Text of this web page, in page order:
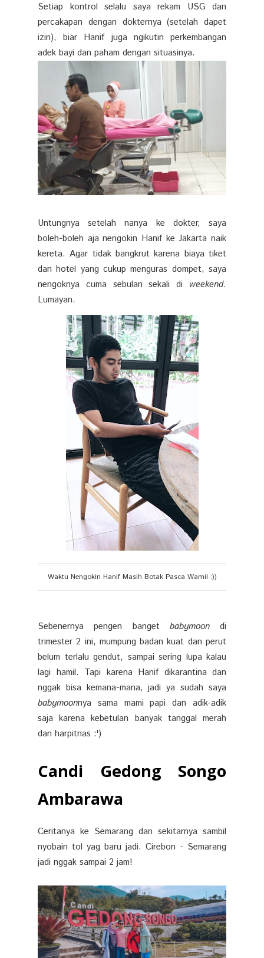
Setiap kontrol selalu saya rekam USG dan
percakapan dengan dokternya (setelah dapet
izin), biar Hanif juga ngikutin perkembangan
adek bayi dan paham dengan situasinya.
Untungnya setelah nanya ke dokter, saya
boleh-boleh aja nengokin Hanif ke Jakarta naik
kereta. Agar tidak bangkrut karena biaya tiket
dan hotel yang cukup menguras dompet, saya
nengoknya cuma sebulan sekali di weekend.
Lumayan.
Waktu Nengokin Hanif Masih Botak Pasca Wamil :))
Sebenernya pengen banget babymoondi
trimester 2 ini, mumpung badan kuat dan perut
belum terlalu gendut, sampai sering lupa kalau
lagi hamil. Tapi karena Hanif dikarantina dan
nggak bisa kemana-mana, jadi ya sudah saya
babymoonnya sama mami papi dan adik-adik
saja karena kebetulan banyak tanggal merah
dan harpitnas :')
Candi Gedong Songo
Ambarawa
Ceritanya ke Semarang dan sekitarnya sambil
nyobain tol yag baru jadi. Cirebon - Semarang
jadi nggak sampai 2 jam!